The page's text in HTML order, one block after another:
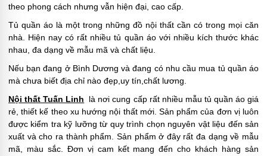
theo phong cách nhưng vẫn hiện đại, cao cấp.
Tủ quần áo là một trong những đồ nội thất cần có trong mọi căn
nhà. Hiện nay có rất nhiều tủ quần áo với nhiều kích thước khác
nhau, đa dạng về mẫu mã và chất liệu.
Nếu bạn đang ở Bình Dương và đang có nhu cầu mua tủ quần áo
mà chưa biết địa chỉ nào đẹp,uy tín,chất lương.
Nội thất Tuấn Linh là nơi cung cấp rất nhiều mẫu tủ quần áo giá
rẻ, thiết kế theo xu hướng nội thất mới. Sản phẩm của đơn vị luôn
được kiểm tra kỹ lưỡng từ quy trình chọn nguyên vật liệu đến sản
xuất và cho ra thành phẩm. Sản phẩm ở đây rất đa dạng về mẫu
mã, màu sắc. Đơn vị cam kết mang đến cho khách hàng sản